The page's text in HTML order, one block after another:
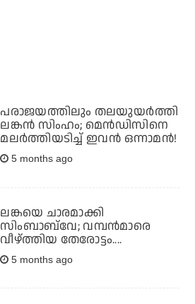
പരാജയത്തിലും തലയുയര്‍ത്തി
ലങ്കന്‍ സിംഹം; മെന്‍ഡിസിനെ
മലര്‍ത്തിയടിച്ച് ഇവന്‍ ഒന്നാമന്‍!
5 months ago
ലങ്കയെ ചാരമാക്കി
സിംബാബ്‌വേ; വമ്പന്‍മാരെ
വീഴ്ത്തിയ തേരോട്ടം....
5 months ago